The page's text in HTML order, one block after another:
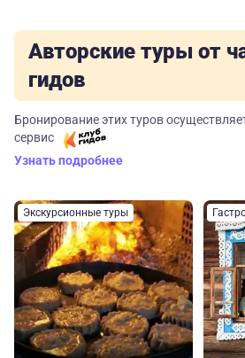
Авторские туры от
гидов
Бронирование этих туров
сервис
Узнать подробнее
Экскурсионные туры